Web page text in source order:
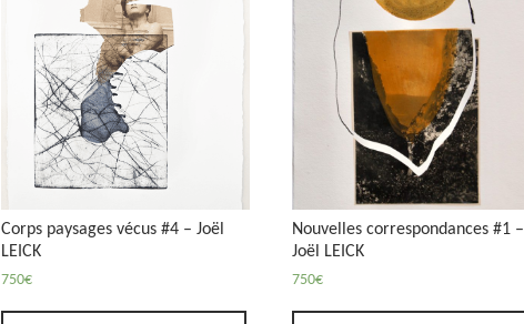
Corps paysages vécus #4 – Joël
LEICK
750€
Nouvelles correspondances #1 –
Joël LEICK
750€